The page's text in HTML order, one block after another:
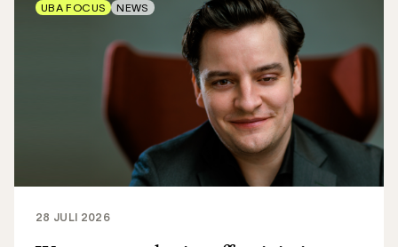
28 JULI 2026
UBA FOCUS NEWS